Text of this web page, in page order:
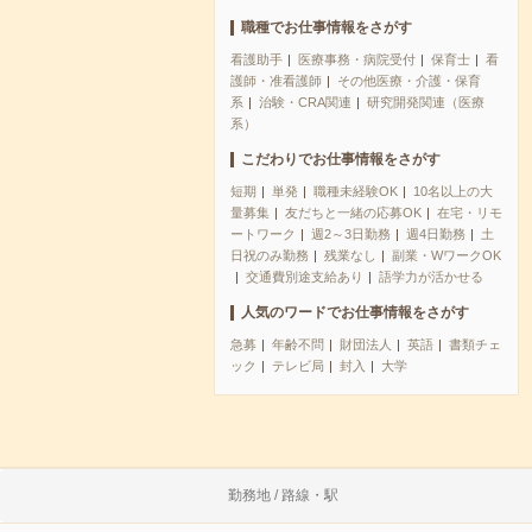
職種でお仕事情報をさがす
看護助手 医療事務・病院受付 保育士
看
護師・准看護師
その他医療・介護・保育
系
治験・CRA関連
研究開発関連（医療
系）
こだわりでお仕事情報をさがす
短期 単発 職種未経験OK
10名以上の大
量募集
友だちと一緒の応募OK
在宅・リモ
ートワーク
週2～3日勤務 週4日勤務
土
日祝のみ勤務
残業なし
副業・WワークOK
交通費別途支給あり
語学力が活かせる
人気のワードでお仕事情報をさがす
急募 年齢不問 財団法人 英語
書類チェ
ック
テレビ局 封入 大学
勤務地 / 路線・駅